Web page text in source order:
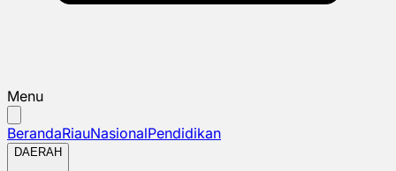
Menu
BerandaRiauNasionalPendidikan
DAERAH